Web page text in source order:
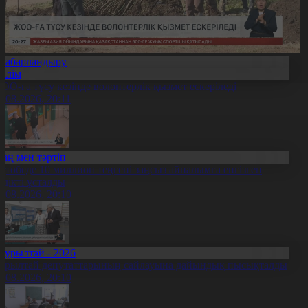
ға түсу кезінде волонтерлік қызмет ескеріледі
20:11
мен тәртіп
10 миллион теңгені заңсыз айналымға енгізген
ұсталды
20:10
- 2026
депутаттарының сайлауына дайындық пысықталды
20:10